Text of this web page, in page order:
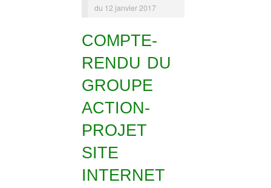
du 12 janvier 2017
COMPTE-
RENDU DU
GROUPE
ACTION-
PROJET
SITE
INTERNET